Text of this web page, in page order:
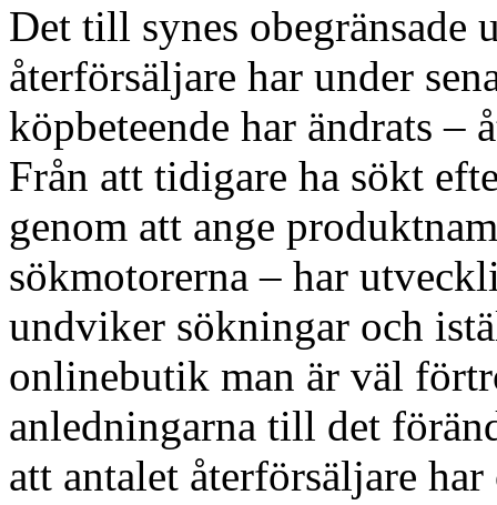
Det till synes obegränsade
återförsäljare har under
köpbeteende har ändrats –
Från att tidigare ha sökt
genom att ange
sökmotorerna – har
undviker sökningar och
onlinebutik man är väl
anledningarna till det
att antalet återförsäljare